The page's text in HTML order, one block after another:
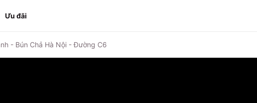
Ưu đãi
- Bún Chả Hà Nội - Đường C6